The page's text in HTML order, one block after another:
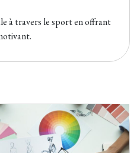
à travers le sport en offrant